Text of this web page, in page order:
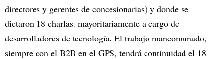
directores y gerentes de concesionarias) y donde se
dictaron 18 charlas, mayoritariamente a cargo de
desarrolladores de tecnología. El trabajo mancomunado,
siempre con el B2B en el GPS, tendrá continuidad el 18